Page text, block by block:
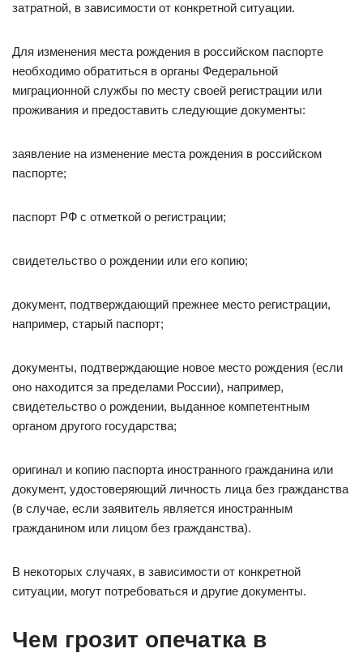
затратной, в зависимости от конкретной ситуации.
Для изменения места рождения в российском паспорте
необходимо обратиться в органы Федеральной
миграционной службы по месту своей регистрации или
проживания и предоставить следующие документы:
заявление на изменение места рождения в российском
паспорте;
паспорт РФ с отметкой о регистрации;
свидетельство о рождении или его копию;
документ, подтверждающий прежнее место регистрации,
например, старый паспорт;
документы, подтверждающие новое место рождения (если
оно находится за пределами России), например,
свидетельство о рождении, выданное компетентным
органом другого государства;
оригинал и копию паспорта иностранного гражданина или
документ, удостоверяющий личность лица без гражданства
(в случае, если заявитель является иностранным
гражданином или лицом без гражданства).
В некоторых случаях, в зависимости от конкретной
ситуации, могут потребоваться и другие документы.
Чем грозит опечатка в